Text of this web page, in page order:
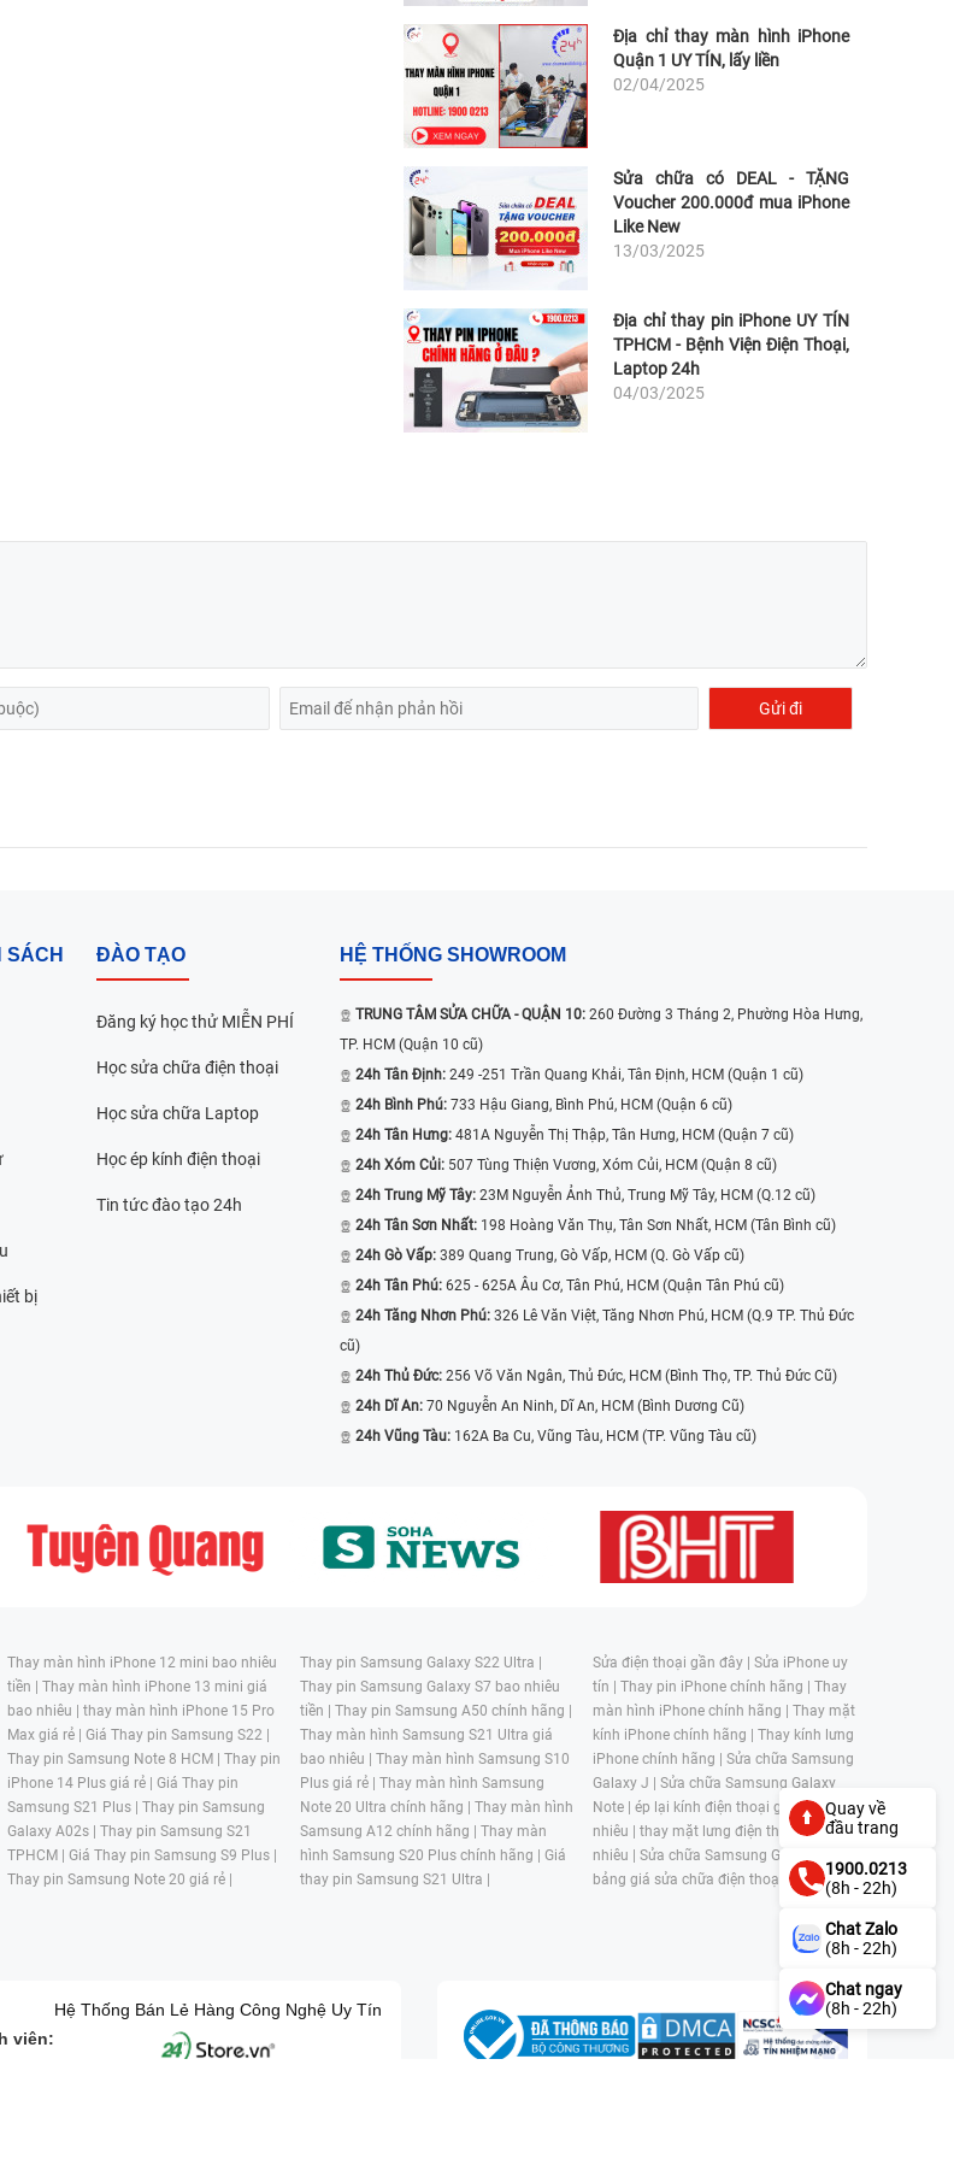
Địa chỉ thay màn hình iPhone
Quận 1 UY TÍN, lấy liền
02/04/2025
Sửa chữa có DEAL - TẶNG
Voucher 200.000đ mua iPhone
Like New
13/03/2025
Địa chỉ thay pin iPhone UY TÍN
TPHCM - Bệnh Viện Điện Thoại,
Laptop 24h
04/03/2025
SÁCH
bị
ĐÀO TẠO
Đăng ký học thử MIỄN PHÍ
Học sửa chữa điện thoại
Học sửa chữa Laptop
Học ép kính điện thoại
Tin tức đào tạo 24h
HỆ THỐNG SHOWROOM
TRUNG TÂM SỬA CHỮA - QUẬN 10: 260 Đường 3 Tháng 2, Phường Hòa Hưng,
TP. HCM (Quận 10 cũ)
24h Tân Định: 249 -251 Trần Quang Khải, Tân Định, HCM (Quận 1 cũ)
24h Bình Phú: 733 Hậu Giang, Bình Phú, HCM (Quận 6 cũ)
24h Tân Hưng: 481A Nguyễn Thị Thập, Tân Hưng, HCM (Quận 7 cũ)
24h Xóm Củi: 507 Tùng Thiện Vương, Xóm Củi, HCM (Quận 8 cũ)
24h Trung Mỹ Tây: 23M Nguyễn Ảnh Thủ, Trung Mỹ Tây, HCM (Q.12 cũ)
24h Tân Sơn Nhất: 198 Hoàng Văn Thụ, Tân Sơn Nhất, HCM (Tân Bình cũ)
24h Gò Vấp: 389 Quang Trung, Gò Vấp, HCM (Q. Gò Vấp cũ)
24h Tân Phú: 625 - 625A Âu Cơ, Tân Phú, HCM (Quận Tân Phú cũ)
24h Tăng Nhơn Phú: 326 Lê Văn Việt, Tăng Nhơn Phú, HCM (Q.9 TP. Thủ Đức
cũ)
24h Thủ Đức: 256 Võ Văn Ngân, Thủ Đức, HCM (Bình Thọ, TP. Thủ Đức Cũ)
24h Dĩ An: 70 Nguyễn An Ninh, Dĩ An, HCM (Bình Dương Cũ)
24h Vũng Tàu: 162A Ba Cu, Vũng Tàu, HCM (TP. Vũng Tàu cũ)
Thay màn hình iPhone 12 mini bao nhiêu
tiền | Thay màn hình iPhone 13 mini giá
bao nhiêu | thay màn hình iPhone 15 Pro
Max giá rẻ | Giá Thay pin Samsung S22 |
Thay pin Samsung Note 8 HCM | Thay pin
iPhone 14 Plus giá rẻ | Giá Thay pin
Samsung S21 Plus | Thay pin Samsung
Galaxy A02s | Thay pin Samsung S21
TPHCM | Giá Thay pin Samsung S9 Plus |
Thay pin Samsung Note 20 giá rẻ |
Thay pin Samsung Galaxy S22 Ultra |
Thay pin Samsung Galaxy S7 bao nhiêu
tiền | Thay pin Samsung A50 chính hãng |
Thay màn hình Samsung S21 Ultra giá
bao nhiêu | Thay màn hình Samsung S10
Plus giá rẻ | Thay màn hình Samsung
Note 20 Ultra chính hãng | Thay màn hình
Samsung A12 chính hãng | Thay màn
hình Samsung S20 Plus chính hãng | Giá
thay pin Samsung S21 Ultra |
Sửa điện thoại gần đây | Sửa iPhone uy
tín | Thay pin iPhone chính hãng | Thay
màn hình iPhone chính hãng | Thay mặt
kính iPhone chính hãng | Thay kính lưng
iPhone chính hãng | Sửa chữa Samsung
Galaxy J | Sửa chữa Samsung Galaxy
Note | ép lại kính điện thoại giá bao
nhiêu | thay mặt lưng điện thoại giá bao
nhiêu | Sửa chữa Samsung Galaxy S |
bảng giá sửa chữa điện thoại samsung |
viên:
Hệ Thống Bán Lẻ Hàng Công Nghệ Uy Tín
Quay về
đầu trang
1900.0213
(8h - 22h)
Chat Zalo
(8h - 22h)
Chat ngay
(8h - 22h)